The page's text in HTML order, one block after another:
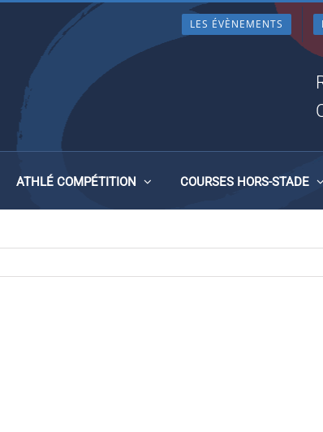
LES ÉVÈNEMENTS
ATHLÉ COMPÉTITION COURSES HORS-STADE